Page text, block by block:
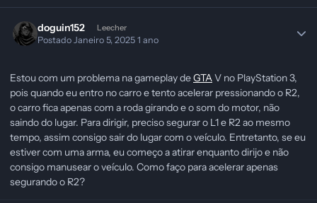
doguin152 Leecher
Postado Janeiro 5, 20251 ano
Estou com um problema na gameplay deGTAV no PlayStation 3,
pois quando eu entro no carro e tento acelerar pressionando o R2,
o carro fica apenas com a roda girando e o som do motor, não
saindo do lugar. Para dirigir, preciso segurar o L1 e R2 ao mesmo
tempo, assim consigo sair do lugar com o veículo. Entretanto, se eu
estiver com uma arma, eu começo a atirar enquanto dirijo e não
consigo manusear o veículo. Como faço para acelerar apenas
segurando o R2?